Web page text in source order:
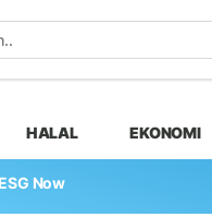
HALAL EKONOMI
ESG Now